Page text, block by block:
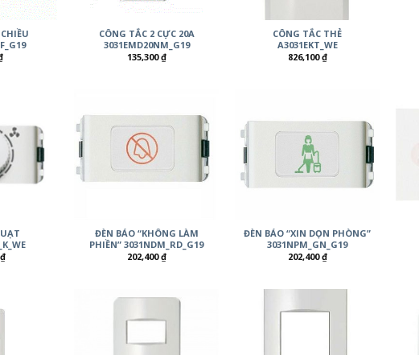
CÔNG TẮC 2 CỰC 20A
3031EMD20NM_G19
135,300₫
CÔNG TẮC THẺ
A3031EKT_WE
826,100₫
₫
ĐÈN BÁO “KHÔNG LÀM
PHIỀN” 3031NDM_RD_G19
202,400₫
ĐÈN BÁO “XIN DỌN PHÒNG”
3031NPM_GN_G19
202,400₫